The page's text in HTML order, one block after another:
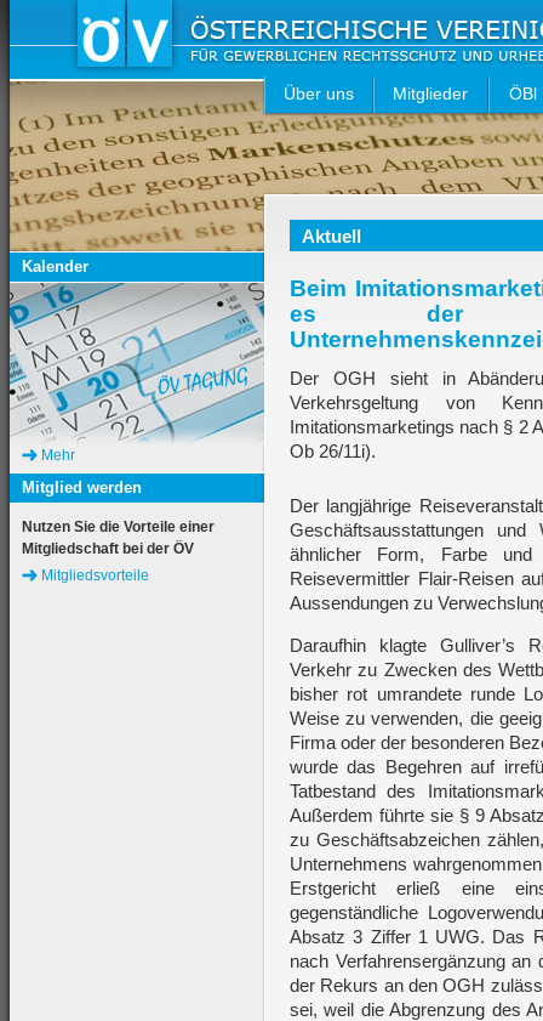
Über uns Mitglieder ÖBl
Aktuell
Beim
es der
Der OGH sieht in
Verkehrsgeltung von
Imitationsmarketings nach § 2
Ob 26/11i).
Der langjährige
Geschäftsausstattungen
ähnlicher Form, Farbe
Reisevermittler Flair-Reisen
Aussendungen zu
Daraufhin klagte Gulliver’s
Verkehr zu Zwecken des
bisher rot umrandete runde
Weise zu verwenden, die
Firma oder der besonderen
wurde das Begehren auf
Tatbestand des
Außerdem führte sie § 9
zu Geschäftsabzeichen
Unternehmens
Erstgericht erließ eine
gegenständliche
Absatz 3 Ziffer 1 UWG. Das
nach Verfahrensergänzung
der Rekurs an den OGH
sei, weil die Abgrenzung des
Kalender
Mehr
Mitglied werden
Nutzen Sie die Vorteile einer
Mitgliedschaft bei der ÖV
Mitgliedsvorteile